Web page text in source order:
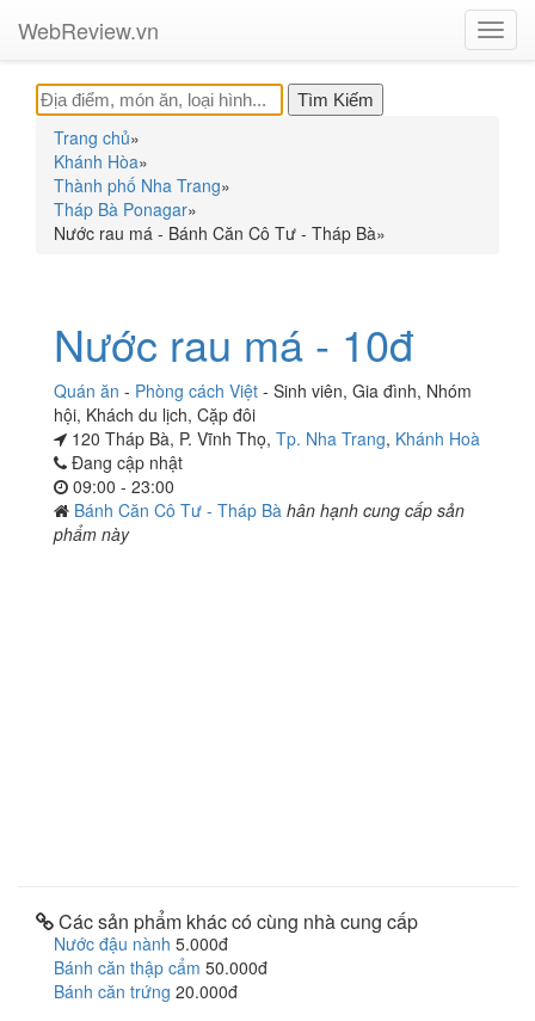
WebReview.vn
Trang chủ»
Khánh Hòa»
Thành phố Nha Trang»
Tháp Bà Ponagar»
Nước rau má - Bánh Căn Cô Tư - Tháp Bà»
Nước rau má - 10đ
Quán ăn - Phòng cách Việt - Sinh viên, Gia đình, Nhóm
hội, Khách du lịch, Cặp đôi
120 Tháp Bà, P. Vĩnh Thọ, Tp. Nha Trang, Khánh Hoà
Đang cập nhật
09:00 - 23:00
Bánh Căn Cô Tư - Tháp Bà hân hạnh cung cấp sản
phẩm này
Các sản phẩm khác có cùng nhà cung cấp
Nước đậu nành 5.000đ
Bánh căn thập cẩm 50.000đ
Bánh căn trứng 20.000đ